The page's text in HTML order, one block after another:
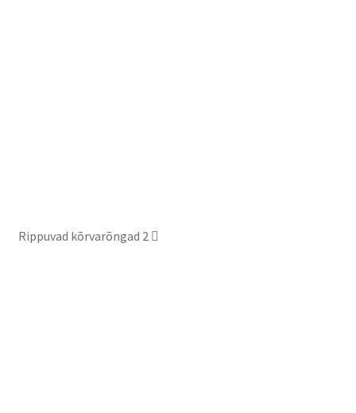
Rippuvad kõrvarõngad 2